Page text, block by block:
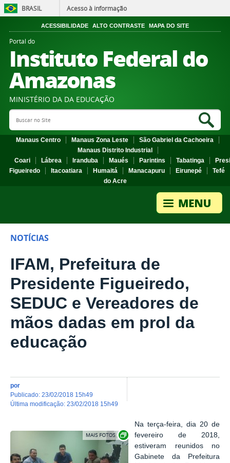
BRASIL Acesso à informação
ACESSIBILIDADE ALTO CONTRASTE MAPA DO SITE
Portal do
Instituto Federal do
Amazonas
MINISTÉRIO DA DA EDUCAÇÃO
Search Site
Manaus Centro Manaus Zona Leste
São Gabriel da Cachoeira
Manaus Distrito Industrial
Coari
Lábrea Iranduba Maués Parintins Tabatinga
Figueiredo
Itacoatiara Humaitá Manacapuru Eirunepé
Tefé
do Acre
NOTÍCIAS
IFAM, Prefeitura de
Presidente Figueiredo,
SEDUC e Vereadores de
mãos dadas em prol da
educação
por
publicado: 23/02/2018 15h49
última modificação: 23/02/2018 15h49
Show image carousel
Na terça-feira, dia 20 de
fevereiro de 2018,
estiveram reunidos no
Gabinete da Prefeitura